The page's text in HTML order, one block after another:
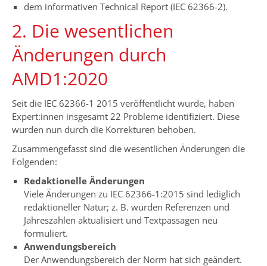
dem informativen Technical Report (IEC 62366-2).
2. Die wesentlichen
Änderungen durch
AMD1:2020
Seit die IEC 62366-1 2015 veröffentlicht wurde, haben
Expert:innen insgesamt 22 Probleme identifiziert. Diese
wurden nun durch die Korrekturen behoben.
Zusammengefasst sind die wesentlichen Änderungen die
Folgenden:
Redaktionelle Änderungen
Viele Änderungen zu IEC 62366-1:2015 sind lediglich
redaktioneller Natur; z. B. wurden Referenzen und
Jahreszahlen aktualisiert und Textpassagen neu
formuliert.
Anwendungsbereich
Der Anwendungsbereich der Norm hat sich geändert.